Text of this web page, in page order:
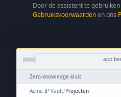
Door de assistent te
Gebruiksvoorwaardenen ons
Zero-knowledge-kluis
Acme IP Vault/Projecten